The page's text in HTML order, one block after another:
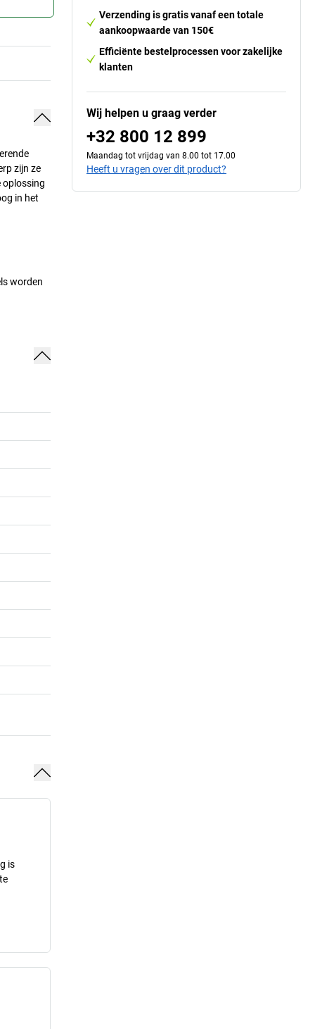
zijn ze
oplossing
in het
worden
is
Verzending is gratis vanaf een totale
aankoopwaarde van 150€
Efficiënte bestelprocessen voor zakelijke
klanten
Wij helpen u graag verder
+32 800 12 899
Maandag tot vrijdag van 8.00 tot 17.00
Heeft u vragen over dit product?